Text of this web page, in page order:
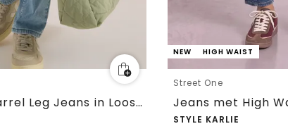
High Waist Barrel Leg Jeans in Loose Fit
NEW HIGH WAIST
Street One
STYLE KARLIE